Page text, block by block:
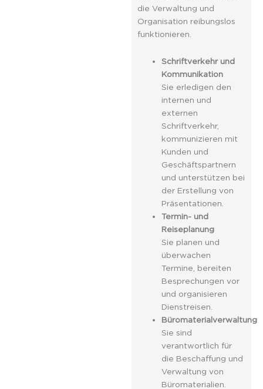
die Verwaltung und
Organisation reibungslos
funktionieren.
Schriftverkehr und
Kommunikation
Sie erledigen den
internen und
externen
Schriftverkehr,
kommunizieren mit
Kunden und
Geschäftspartnern
und unterstützen bei
der Erstellung von
Präsentationen.
Termin- und
Reiseplanung
Sie planen und
überwachen
Termine, bereiten
Besprechungen vor
und organisieren
Dienstreisen.
Büromaterialverwaltung
Sie sind
verantwortlich für
die Beschaffung und
Verwaltung von
Büromaterialien.